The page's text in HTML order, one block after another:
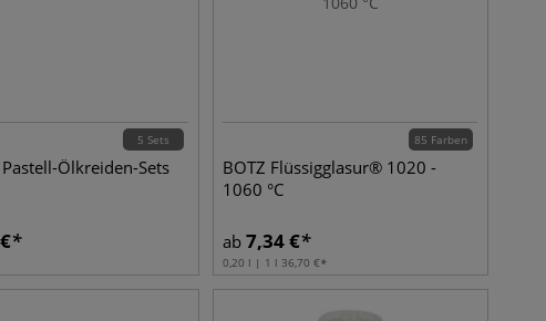
5 Sets
Ölkreiden-Sets
€
85 Farben
BOTZ Flüssigglasur® 1020 -
1060 °C
ab 7,34€
0,20 l | 1 l 36,70 €